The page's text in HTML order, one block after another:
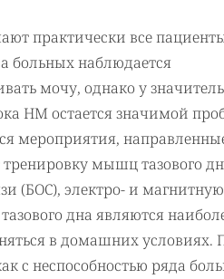
практически все
больных наблюдается
мочу, однако у
НМ остается значимой
мероприятия,
мышц тазового
(БОС), электро- и магнитную
дна являются
в домашних условиях.
с неспособностью ряда